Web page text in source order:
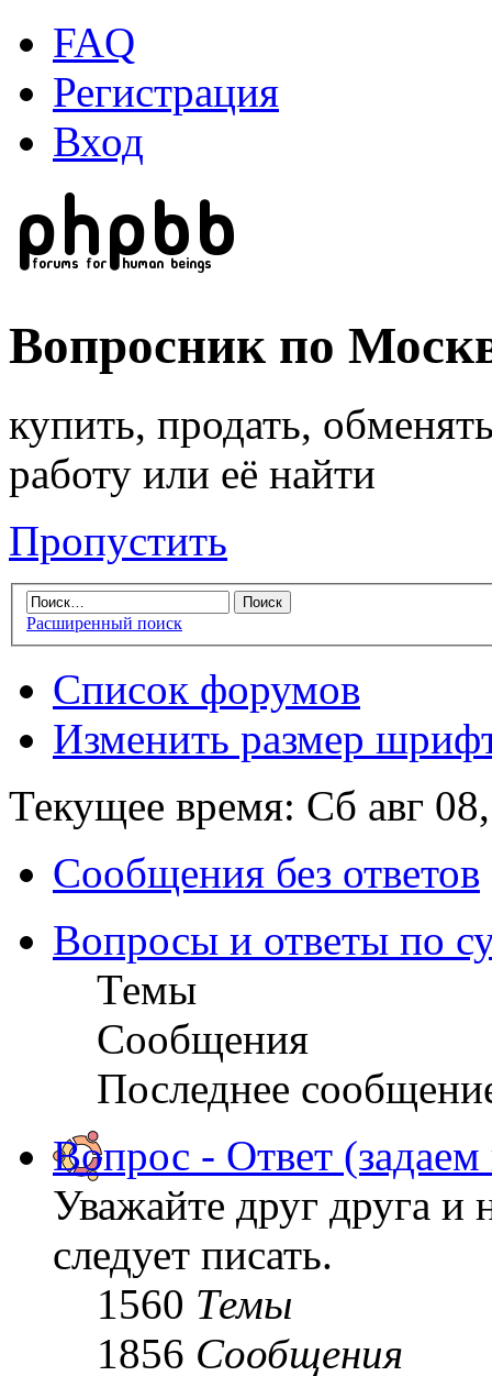
FAQ
Регистрация
Вход
Вопросник по
купить, продать,
работу или её найти
Пропустить
Расширенный поиск
Список форумов
Изменить размер
Текущее время: Сб авг
Сообщения без ответов
Вопросы и ответы по
Темы
Сообщения
Последнее
Вопрос - Ответ (задаем
Уважайте друг друга и
следует писать.
1560 Темы
1856 Сообщения